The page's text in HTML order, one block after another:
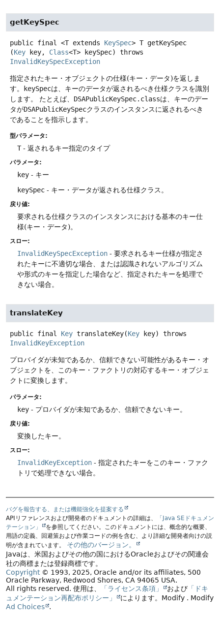
getKeySpec
public final <T extends KeySpec> T getKeySpec
(Key key, Class<T> keySpec)
throws
InvalidKeySpecException
指定されたキー・オブジェクトの仕様(キー・データ)を返しま
す。
keySpecは、キーのデータが返されるべき仕様クラスを識別
します。
たとえば、 DSAPublicKeySpec.classは、キーのデー
タがDSAPublicKeySpecクラスのインスタンスに返されるべき
であることを指示します。
型パラメータ:
T- 返されるキー指定のタイプ
パラメータ:
key - キー
keySpec - キー・データが返される仕様クラス。
戻り値:
要求される仕様クラスのインスタンスにおける基本のキー仕
様(キー・データ)。
スロー:
InvalidKeySpecException - 要求されるキー仕様が指定さ
れたキーに不適切な場合、または認識されないアルゴリズム
や形式のキーを指定した場合など、指定されたキーを処理で
きない場合。
translateKey
public final Key translateKey(Key key)
throws
InvalidKeyException
プロバイダが未知であるか、信頼できない可能性があるキー・オ
ブジェクトを、このキー・ファクトリの対応するキー・オブジェ
クトに変換します。
パラメータ:
key - プロバイダが未知であるか、信頼できないキー。
戻り値:
変換したキー。
スロー:
InvalidKeyException - 指定されたキーをこのキー・ファク
トリで処理できない場合。
バグを報告する、または機能強化を提案する
APIリファレンスおよび開発者のドキュメントの詳細は、
「Java SEドキュメン
テーション」
を参照してください。このドキュメントには、概念的な概要、
用語の定義、回避策および作業コードの例を含む、より詳細な開発者向けの説
明が含まれています。
その他のバージョン。
Javaは、米国およびその他の国におけるOracleおよびその関連会
社の商標または登録商標です。
Copyright© 1993, 2025, Oracle and/or its affiliates, 500
Oracle Parkway, Redwood Shores, CA 94065 USA.
All rights reserved. 使用は、 「ライセンス条項」 および 「ドキ
ュメンテーション再配布ポリシー」
によります。 Modify . Modify
Ad Choices
.